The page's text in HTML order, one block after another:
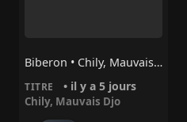
Biberon • Chily, Mauvais Djo
TITRE • il y a 5 jours
Chily, Mauvais Djo